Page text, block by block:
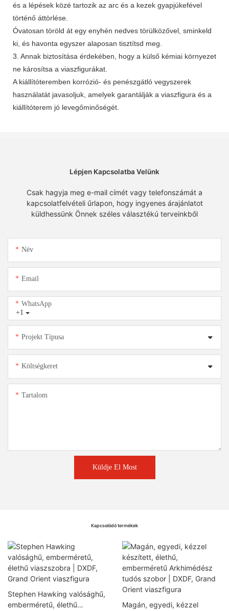
és a lépések közé tartozik az arc és a kezek gyapjúkefével
történő áttörlése.
Óvatosan töröld át egy enyhén nedves törülközővel, sminkeld
ki, és havonta egyszer alaposan tisztítsd meg.
3. Annak biztosítása érdekében, hogy a külső kémiai környezet
ne károsítsa a viaszfigurákat.
A kiállítóteremben korrózió- és penészgátló vegyszerek
használatát javasoljuk, amelyek garantálják a viaszfigura és a
kiállítóterem jó levegőminőségét.
Lépjen Kapcsolatba Velünk
Csak hagyja meg e-mail címét vagy telefonszámát a
kapcsolatfelvételi űrlapon, hogy ingyenes árajánlatot
küldhessünk Önnek széles választékú terveinkből
Név
Email
+1
WhatsApp
Projekt Típusa
Költségkeret
Tartalom
Küldje El Most
Kapcsolódó termékek
Stephen Hawking valósághű,
emberméretű, élethű
Magán, egyedi, kézzel